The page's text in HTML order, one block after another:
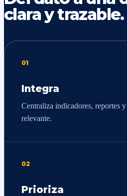
clara y trazable.
01
Integra
Centraliza indicadores, reportes
relevante.
02
Prioriza